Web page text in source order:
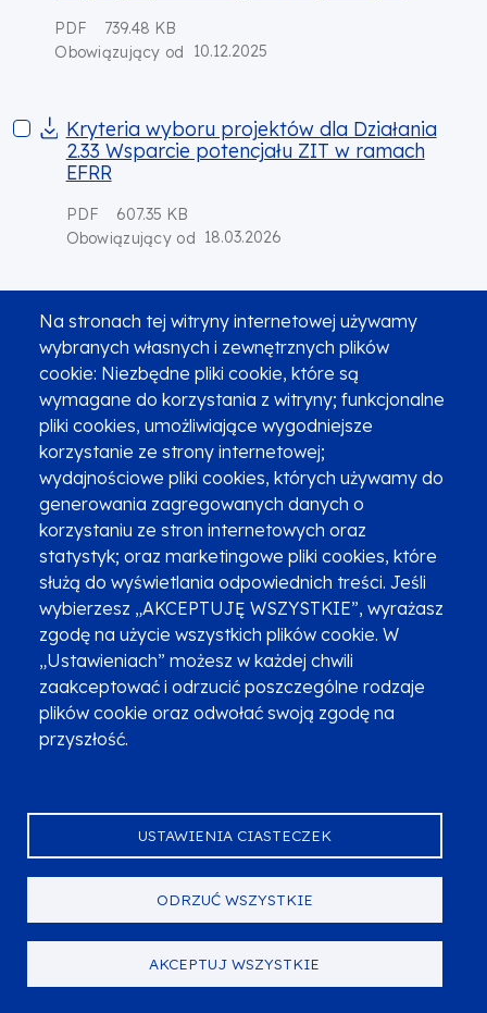
Na stronach tej witryny internetowej używamy
wybranych własnych i zewnętrznych plików
cookie: Niezbędne pliki cookie, które są
wymagane do korzystania z witryny; funkcjonalne
pliki cookies, umożliwiające wygodniejsze
korzystanie ze strony internetowej;
wydajnościowe pliki cookies, których używamy do
generowania zagregowanych danych o
korzystaniu ze stron internetowych oraz
statystyk; oraz marketingowe pliki cookies, które
służą do wyświetlania odpowiednich treści. Jeśli
wybierzesz „AKCEPTUJĘ WSZYSTKIE”, wyrażasz
zgodę na użycie wszystkich plików cookie. W
„Ustawieniach” możesz w każdej chwili
zaakceptować i odrzucić poszczególne rodzaje
plików cookie oraz odwołać swoją zgodę na
przyszłość.
USTAWIENIA CIASTECZEK
ODRZUĆ WSZYSTKIE
AKCEPTUJ WSZYSTKIE
PDF
739.48 KB
Obowiązujący od
10.12.2025
Kryteria wyboru projektów dla Działania 2.33 Wsparcie
Kryteria wyboru projektów dla Działania
2.33 Wsparcie potencjału ZIT w ramach
EFRR
PDF
607.35 KB
Obowiązujący od 18.03.2026
Kryteria wyboru projektów dla Działania 2.34 Wsparcie
Kryteria wyboru projektów dla Działania
2.34 Wsparcie potencjału IIT OPK w
ramach EFRR
PDF
596.5 KB
Obowiązujący od 18.03.2026
Kryteria wyboru projektów do Działania 3.1 Transport miejski
Kryteria wyboru projektów do Działania 3.1
Transport miejski – ZIT, Typ A Transport
miejski
PDF
1.02 MB
Obowiązujący od 22.07.2026 Poprzednie wersje
Kryteria wyboru projektów dla Działania 3.1 Transport
Kryteria wyboru projektów dla Działania 3.1
Transport miejski –Typ B Plany
Zrównoważonej Mobilności Miejskiej (SUMP)
Kryteria wyboru projektów dla Działania
3.2 Transport miejski Typ A Transport
412.77 KB